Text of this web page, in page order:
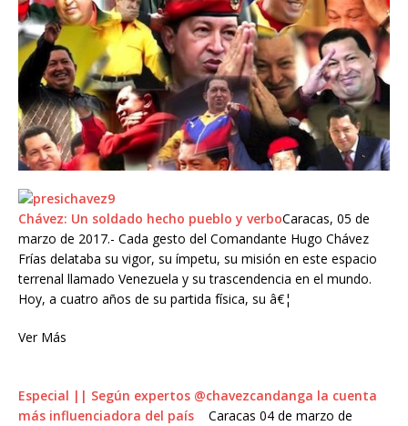
Chávez: Un soldado hecho pueblo y verboCaracas, 05 de
marzo de 2017.- Cada gesto del Comandante Hugo Chávez
Frías delataba su vigor, su ímpetu, su misión en este espacio
terrenal llamado Venezuela y su trascendencia en el mundo.
Hoy, a cuatro años de su partida física, su â€¦
Ver Más
Especial || Según expertos @chavezcandanga la cuenta
más influenciadora del país Caracas 04 de marzo de